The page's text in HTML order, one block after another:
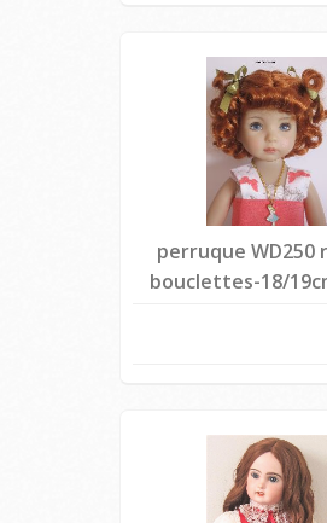
perruque WD250
bouclettes-18/